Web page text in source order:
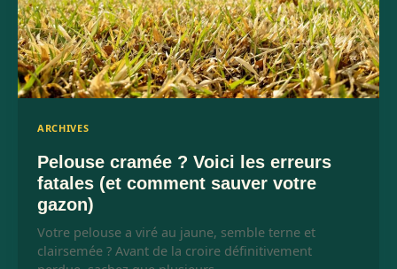
ARCHIVES
Pelouse cramée ? Voici les erreurs
fatales (et comment sauver votre
gazon)
Votre pelouse a viré au jaune, semble terne et
clairsemée ? Avant de la croire définitivement